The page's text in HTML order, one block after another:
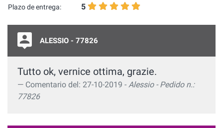
Plazo de entrega:
5
ALESSIO - 77826
Tutto ok, vernice ottima, grazie.
Comentario del: 27-10-2019 - Alessio - Pedido n.:
77826